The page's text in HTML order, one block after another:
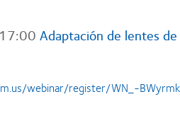
Adaptación de lentes
webinar/register/WN_-